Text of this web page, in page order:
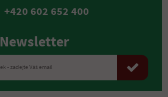
+420 602 652 400
Newsletter